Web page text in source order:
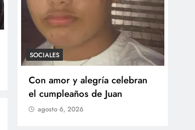
SOCIALES
Con amor y alegría celebran
el cumpleaños de Juan
agosto 6, 2026